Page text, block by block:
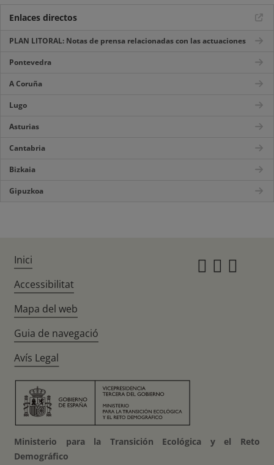
Enlaces directos
PLAN LITORAL: Notas de prensa relacionadas con las actuaciones
Pontevedra
A Coruña
Lugo
Asturias
Cantabria
Bizkaia
Gipuzkoa
Inici
Accessibilitat
Mapa del web
Guia de navegació
Avís Legal
Ministerio para la Transición Ecológica y el Reto
Demográfico